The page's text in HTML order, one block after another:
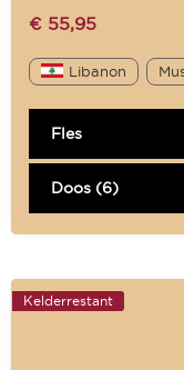
€ 55,95
Libanon
Fles
Doos (6)
Kelderrestant